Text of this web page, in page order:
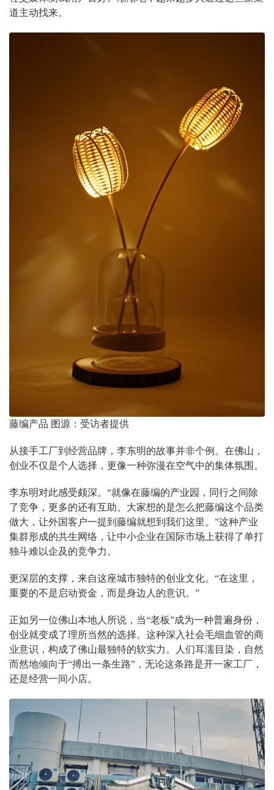
道主动找来。
藤编产品 图源：受访者提供
从接手工厂到经营品牌，李东明的故事并非个例。在佛山，
创业不仅是个人选择，更像一种弥漫在空气中的集体氛围。
李东明对此感受颇深。“就像在藤编的产业园，同行之间除
了竞争，更多的还有互助。大家想的是怎么把藤编这个品类
做大，让外国客户一提到藤编就想到我们这里。”这种产业
集群形成的共生网络，让中小企业在国际市场上获得了单打
独斗难以企及的竞争力。
更深层的支撑，来自这座城市独特的创业文化。“在这里，
重要的不是启动资金，而是身边人的意识。”
正如另一位佛山本地人所说，当“老板”成为一种普遍身份，
创业就变成了理所当然的选择。这种深入社会毛细血管的商
业意识，构成了佛山最独特的软实力。人们耳濡目染，自然
而然地倾向于“搏出一条生路”，无论这条路是开一家工厂，
还是经营一间小店。